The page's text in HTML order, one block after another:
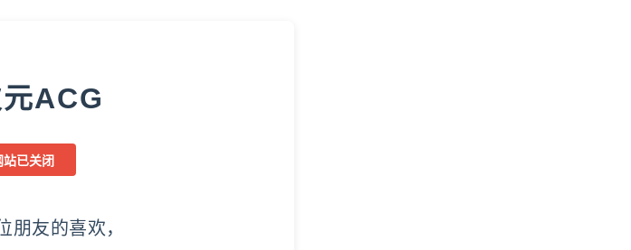
ACG
站已关闭
朋友的喜欢，